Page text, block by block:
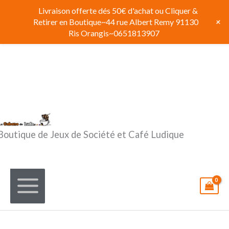
de Jeux de Société et Café Ludique
Livraison offerte dés 50€ d'achat ou Cliquer &
Retirer en Boutique~44 rue Albert Remy 91130
Ris Orangis~0651813907
+